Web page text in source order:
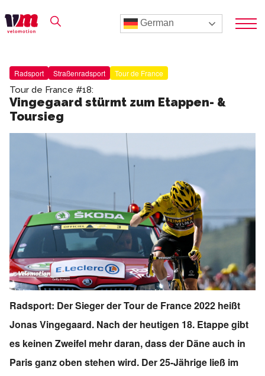
German
Radsport Straßenradsport Tour de France
Tour de France #18:
Vingegaard stürmt zum Etappen- &
Toursieg
Radsport: Der Sieger der Tour de France 2022 heißt
Jonas Vingegaard. Nach der heutigen 18. Etappe gibt
es keinen Zweifel mehr daran, dass der Däne auch in
Paris ganz oben stehen wird. Der 25-Jährige ließ im